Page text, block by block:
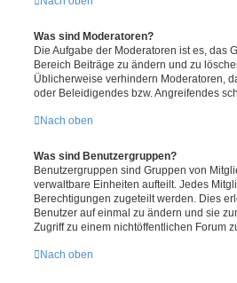
Was sind Moderatoren?
Die Aufgabe der Moderatoren ist es, das
Bereich Beiträge zu ändern und zu
Üblicherweise verhindern Moderatoren,
oder Beleidigendes bzw. Angreifendes
Nach oben
Was sind Benutzergruppen?
Benutzergruppen sind Gruppen von
verwaltbare Einheiten aufteilt. Jedes
Berechtigungen zugeteilt werden. Dies
Benutzer auf einmal zu ändern und sie
Zugriff zu einem nichtöffentlichen Forum
Nach oben